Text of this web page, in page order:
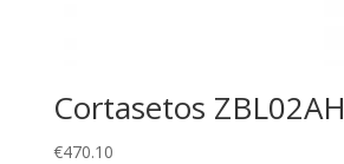
Cortasetos ZBL02AH
€470.10